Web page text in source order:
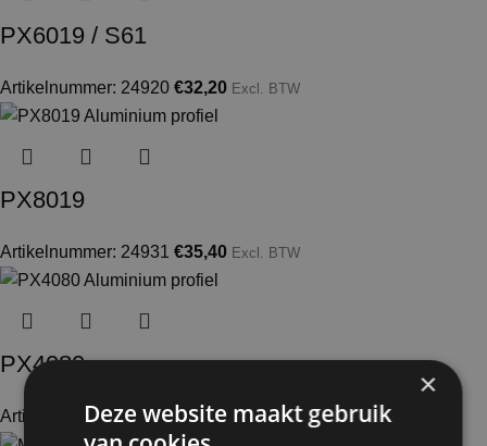
PX6019 / S61
Artikelnummer: 24920 €32,20 Excl. BTW
PX8019
Artikelnummer: 24931 €35,40 Excl. BTW
PX4080
Artikelnummer: 24894 €52,50 Excl. BTW
×
Deze website maakt gebruik